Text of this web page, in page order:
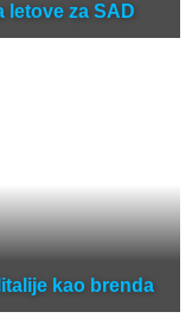
letove za SAD
kao brenda